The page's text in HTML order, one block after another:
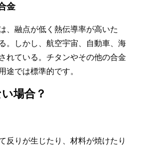
金
、融点が低く熱伝導率が高いた
。しかし、航空宇宙、自動車、海
れている。チタンやその他の合金
途では標準的です。
場合？
反りが生じたり、材料が焼けたり